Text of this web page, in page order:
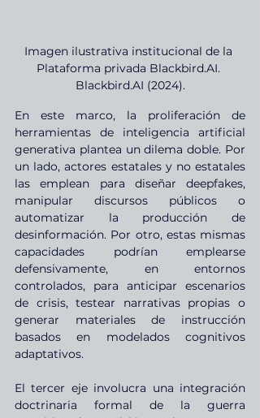
Imagen ilustrativa institucional de la
Plataforma privada Blackbird.AI.
Blackbird.AI (2024).
En este marco, la proliferación de
herramientas de inteligencia artificial
generativa plantea un dilema doble. Por
un lado, actores estatales y no estatales
las emplean para diseñar deepfakes,
manipular discursos públicos o
automatizar la producción de
desinformación. Por otro, estas mismas
capacidades podrían emplearse
defensivamente, en entornos
controlados, para anticipar escenarios
de crisis, testear narrativas propias o
generar materiales de instrucción
basados en modelados cognitivos
adaptativos.
El tercer eje involucra una integración
doctrinaria formal de la guerra